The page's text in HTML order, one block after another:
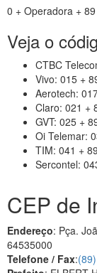
0 + Operadora +
Veja o
CTBC
Vivo: 015 +
Aerotech:
Claro: 021 +
GVT: 025 +
Oi Telemar:
TIM: 041 +
Sercontel:
CEP de
Endereço: Pça.
64535000
Telefone / Fax: